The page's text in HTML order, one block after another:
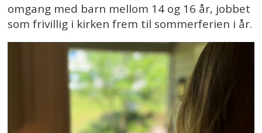
omgang med barn mellom 14 og 16 år, jobbet
som frivillig i kirken frem til sommerferien i år.